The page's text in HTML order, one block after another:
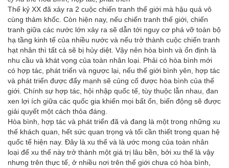
Thế kỷ XX đã xảy ra 2 cuộc chiến tranh thế giới mà hậu quả vô
cùng thảm khốc. Còn hiện nay, nếu chiến tranh thế giới, chiến
tranh giữa các nước lớn xảy ra sẽ dẫn tới nguy cơ phá vỡ toàn bộ
hạ tầng kinh tế của nhiều nước và nếu trở thành cuộc chiến tranh
hạt nhân thì tất cả sẽ bị hủy diệt. Vậy nên hòa bình và ổn định là
nhu cầu và khát vọng của toàn nhân loại. Phải có hòa bình mới
có hợp tác, phát triển và ngược lại, nếu thế giới bình yên, hợp tác
và phát triển được đẩy mạnh sẽ củng cố được hòa bình của thế
giới. Chính sự hợp tác, hội nhập quốc tế, tùy thuộc lẫn nhau, đan
xen lợi ích giữa các quốc gia khiến mọi bất ổn, biến động sẽ được
giải quyết một cách thỏa đáng.
Hòa bình, hợp tác và phát triển đã và đang là một trong những xu
thế khách quan, hết sức quan trọng và tối cần thiết trong quan hệ
quốc tế hiện nay. Đây là xu thế và là ước mong của toàn nhân
loại để xu thế này trở thành một giá trị lâu bền, bởi xu thế là vậy
nhưng trên thực tế, ở nhiều nơi trên thế giới chưa có hòa bình,